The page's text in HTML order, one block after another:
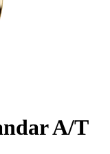
A/T